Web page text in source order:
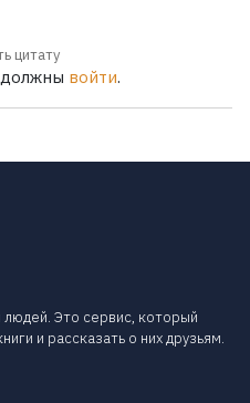
цитату
войти.
людей. Это сервис, который
и рассказать о них друзьям.